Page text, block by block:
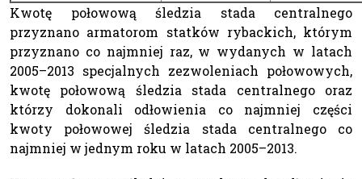
Kwotę połowową śledzia stada centralnego
przyznano armatorom statków rybackich, którym
przyznano co najmniej raz, w wydanych w latach
2005–2013 specjalnych zezwoleniach połowowych,
kwotę połowową śledzia stada centralnego oraz
którzy dokonali odłowienia co najmniej części
kwoty połowowej śledzia stada centralnego co
najmniej w jednym roku w latach 2005–2013.